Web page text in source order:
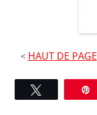
< HAUT DE PAGE